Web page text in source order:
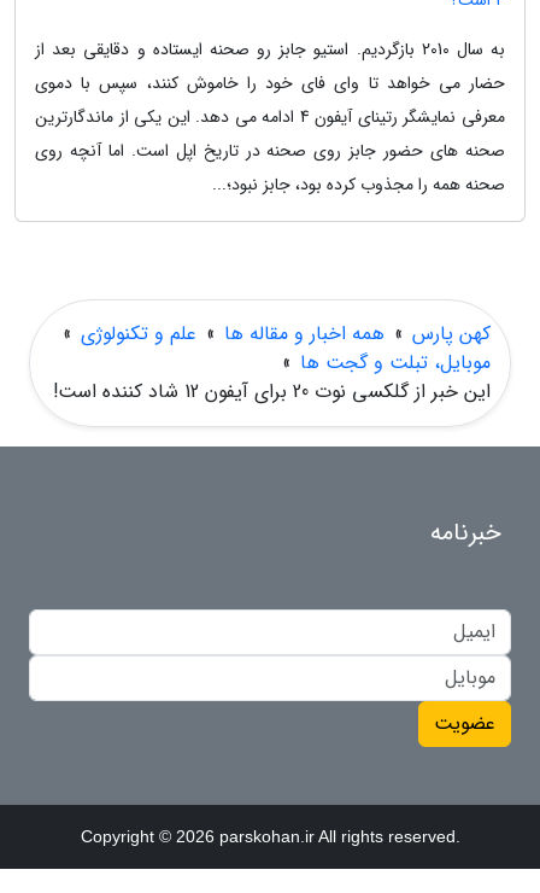
به سال 2010 بازگردیم. استیو جابز رو صحنه ایستاده و دقایقی بعد از
حضار می خواهد تا وای فای خود را خاموش کنند، سپس با دموی
معرفی نمایشگر رتینای آیفون 4 ادامه می دهد. این یکی از ماندگارترین
صحنه های حضور جابز روی صحنه در تاریخ اپل است. اما آنچه روی
صحنه همه را مجذوب کرده بود، جابز نبود؛...
کهن پارس » همه اخبار و مقاله ها » علم و تکنولوژی »
موبایل، تبلت و گجت ها »
این خبر از گلکسی نوت 20 برای آیفون 12 شاد کننده است!
خبرنامه
عضویت
Copyright © 2026 parskohan.ir All rights reserved.